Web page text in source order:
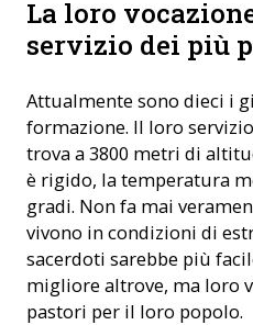
La loro
servizio dei più
Attualmente sono dieci i
formazione. Il loro
trova a 3800 metri di
è rigido, la temperatura
gradi. Non fa mai
vivono in condizioni di
sacerdoti sarebbe più
migliore altrove, ma loro
pastori per il loro popolo.